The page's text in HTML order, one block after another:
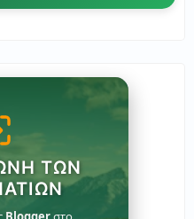
ΤΩΝ